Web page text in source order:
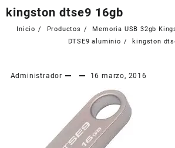
kingston dtse9 16gb
Inicio Productos
Memoria USB 32gb
DTSE9 aluminio
kingston
Administrador 16 marzo, 2016